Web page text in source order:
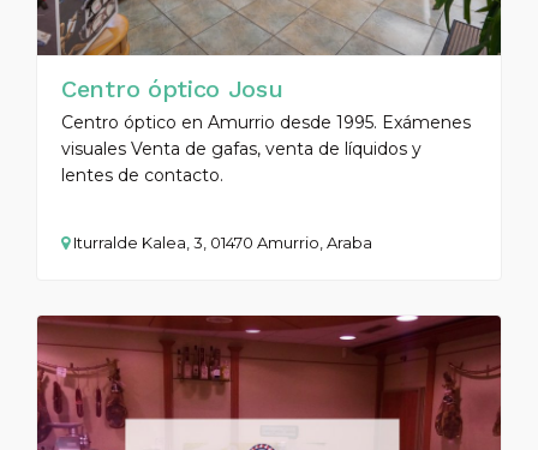
Centro óptico Josu
Centro óptico en Amurrio desde 1995. Exámenes
visuales Venta de gafas, venta de líquidos y
lentes de contacto.
Iturralde Kalea, 3, 01470 Amurrio, Araba